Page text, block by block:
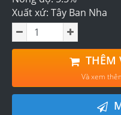
Xuất xứ: Tây Ban Nha
THÊM
Và xem